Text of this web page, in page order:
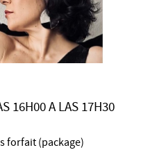
16H00 A LAS 17H30
forfait (package)